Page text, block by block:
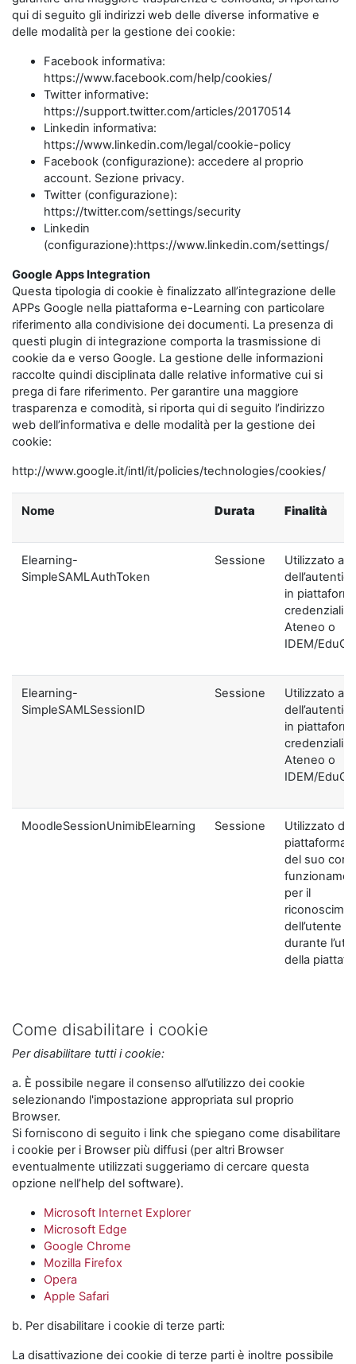
qui di seguito gli indirizzi web delle diverse informative e
delle modalità per la gestione dei cookie:
Facebook informativa:
https://www.facebook.com/help/cookies/
Twitter informative:
https://support.twitter.com/articles/20170514
Linkedin informativa:
https://www.linkedin.com/legal/cookie-policy
Facebook (configurazione): accedere al proprio
account. Sezione privacy.
Twitter (configurazione):
https://twitter.com/settings/security
Linkedin
(configurazione):https://www.linkedin.com/settings/
Google Apps Integration
Questa tipologia di cookie è finalizzato all’integrazione delle
APPs Google nella piattaforma e-Learning con particolare
riferimento alla condivisione dei documenti. La presenza di
questi plugin di integrazione comporta la trasmissione di
cookie da e verso Google. La gestione delle informazioni
raccolte quindi disciplinata dalle relative informative cui si
prega di fare riferimento. Per garantire una maggiore
trasparenza e comodità, si riporta qui di seguito l’indirizzo
web dell’informativa e delle modalità per la gestione dei
cookie:
http://www.google.it/intl/it/policies/technologies/cookies/
Nome Durata Finalità
Elearning-
SimpleSAMLAuthToken
Sessione
Utilizzato ai
in
credenziali di
Ateneo o
IDEM/
Elearning-
SimpleSAMLSessionID
Sessione
Utilizzato ai
in
credenziali di
Ateneo o
IDEM/
MoodleSessionUnimibElearning Sessione
Utilizzato
piattaforma
del suo
per il
dell’utente
durante
della
Come disabilitare i cookie
Per disabilitare tutti i cookie:
a. È possibile negare il consenso all’utilizzo dei cookie
selezionando l'impostazione appropriata sul proprio
Browser.
Si forniscono di seguito i link che spiegano come disabilitare
i cookie per i Browser più diffusi (per altri Browser
eventualmente utilizzati suggeriamo di cercare questa
opzione nell’help del software).
Microsoft Internet Explorer
Microsoft Edge
Google Chrome
Mozilla Firefox
Opera
Apple Safari
b. Per disabilitare i cookie di terze parti:
La disattivazione dei cookie di terze parti è inoltre possibile